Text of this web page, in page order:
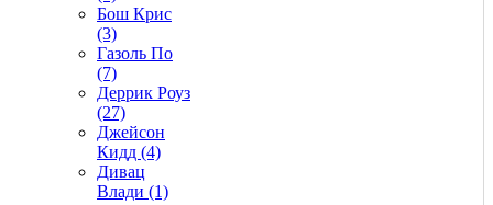
Бош Крис
(3)
Газоль По
(7)
Деррик Роуз
(27)
Джейсон
Кидд (4)
Дивац
Влади (1)